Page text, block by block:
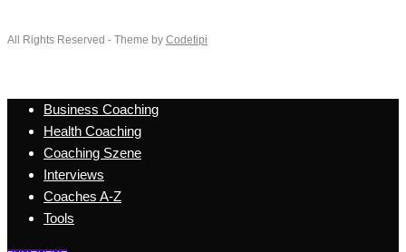
All Rights Reserved - Theme by Codetipi
Business Coaching
Health Coaching
Coaching Szene
Interviews
Coaches A-Z
Tools